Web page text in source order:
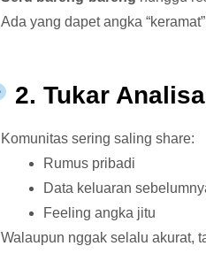
Ada yang dapet angka
2. Tukar
Komunitas sering saling share:
Rumus pribadi
Data keluaran
Feeling angka jitu
Walaupun nggak selalu akurat,